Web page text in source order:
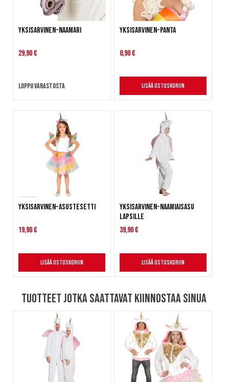
Yksisarvinen-naamari
29,90 €
Loppu varastosta
Yksisarvinen-panta
8,90 €
Lisää ostoskoriin
Yksisarvinen-asustesetti
19,90 €
Lisää ostoskoriin
Yksisarvinen-naamiaisasu
lapsille
39,90 €
Lisää ostoskoriin
Tuotteet jotka saattavat kiinnostaa sinua